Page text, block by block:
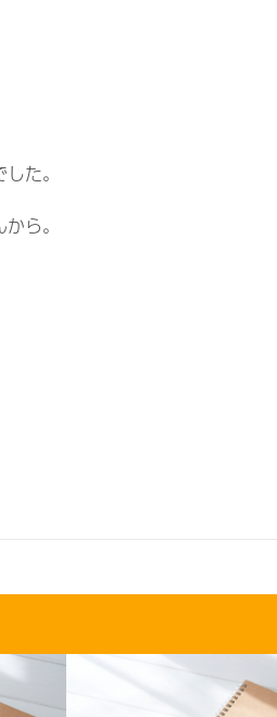
た。
ら。